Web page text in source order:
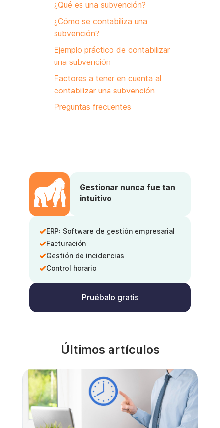
¿Qué es una subvención?
¿Cómo se contabiliza una
subvención?
Ejemplo práctico de contabilizar
una subvención
Factores a tener en cuenta al
contabilizar una subvención
Preguntas frecuentes
Gestionar nunca fue tan
intuitivo
ERP: Software de gestión empresarial
Facturación
Gestión de incidencias
Control horario
Pruébalo gratis
Últimos artículos